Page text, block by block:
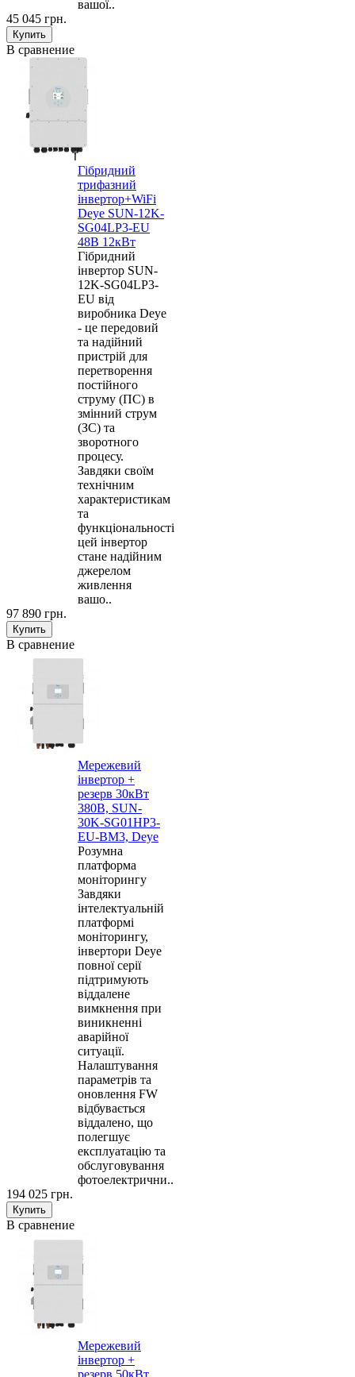
вашої..
45 045 грн.
В сравнение
Гібридний
трифазний
інвертор+WiFi
Deye SUN-12K-
SG04LP3-EU
48В 12кВт
Гібридний
інвертор SUN-
12K-SG04LP3-
EU від
виробника Deye
- це передовий
та надійний
пристрій для
перетворення
постійного
струму (ПС) в
змінний струм
(ЗС) та
зворотного
процесу.
Завдяки своїм
технічним
характеристикам
та
функціональності
цей інвертор
стане надійним
джерелом
живлення
вашо..
97 890 грн.
В сравнение
Мережевий
інвертор +
резерв 30кВт
380В, SUN-
30K-SG01HP3-
EU-BM3, Deye
Розумна
платформа
моніторингу
Завдяки
інтелектуальній
платформі
моніторингу,
інвертори Deye
повної серії
підтримують
віддалене
вимкнення при
виникненні
аварійної
ситуації.
Налаштування
параметрів та
оновлення FW
відбувається
віддалено, що
полегшує
експлуатацію та
обслуговування
фотоелектрични..
194 025 грн.
В сравнение
Мережевий
інвертор +